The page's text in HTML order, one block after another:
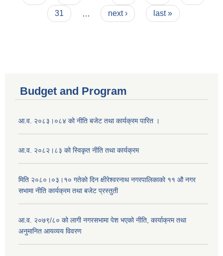
31
next › last »
Budget and Program
आ.व. २०८३।०८४ को नीति बजेट तथा कार्यक्रम पारित ।
आ.व. २०८२।८३ को स्विकृत नीति तथा कार्यक्रम
मिति २०८०।०३।१० गतेकाे दिन क्षीरेश्वरनाथ नगरपालिकाकाे ११ ‍औ नगर
सभामा नीति कार्यक्रम तथा बजेट प्रस्तुती
आ.व. २०७९/८० को लागी नगरसभामा पेश भएको नीति, कार्याक्रम तथा
अनुमानित आयव्यय विवरण